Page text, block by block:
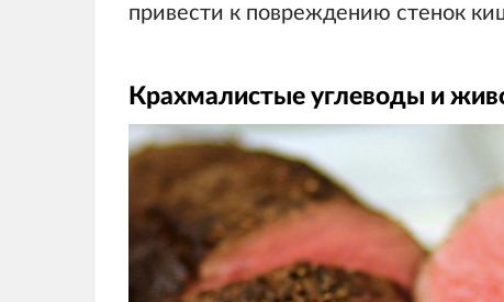
привести к повреждению стенок
Крахмалистые углеводы и